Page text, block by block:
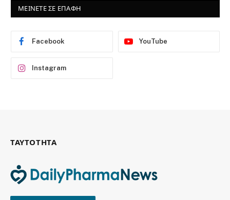
ΜΕΙΝΕΤΕ ΣΕ ΕΠΑΦΗ
Facebook YouTube
Instagram
ΤΑΥΤΟΤΗΤΑ